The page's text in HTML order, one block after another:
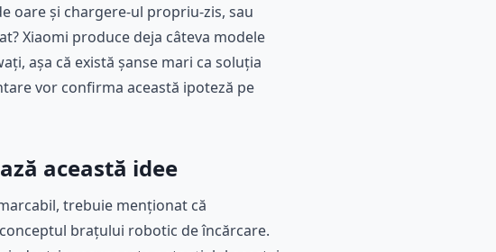
oare și chargere-ul propriu-zis, sau
Xiaomi produce deja câteva modele
așa că există șanse mari ca soluția
vor confirma această ipoteză pe
această idee
trebuie menționat că
brațului robotic de încărcare.